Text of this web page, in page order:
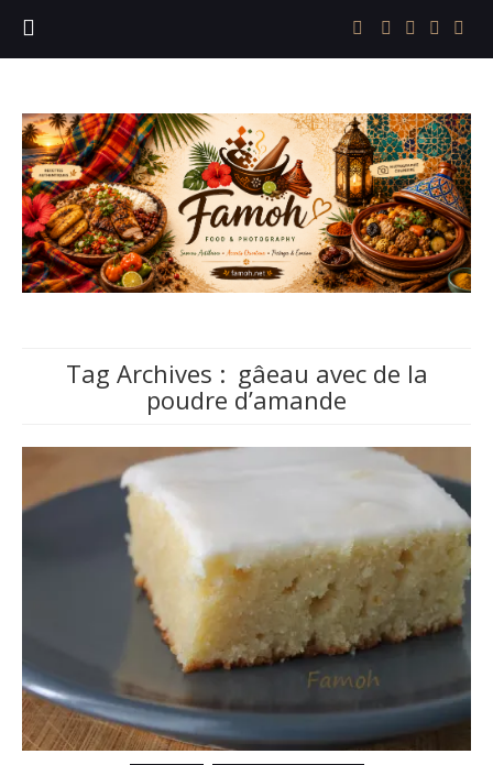
Tag Archives : gâeau avec de la
poudre d’amande